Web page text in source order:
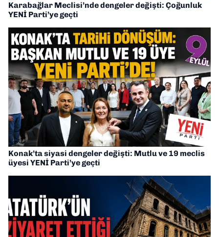
Karabağlar Meclisi’nde dengeler değişti: Çoğunluk
YENİ Parti’ye geçti
Konak’ta siyasi dengeler değişti: Mutlu ve 19 meclis
üyesi YENİ Parti’ye geçti